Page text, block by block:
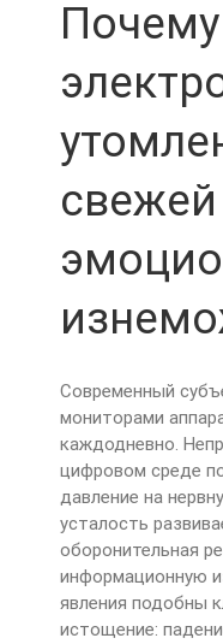
Почему
Современный
мониторами
каждодневно.
цифровом среде
давление на
усталость
оборонительная
информационную
явления подобны
истощение: